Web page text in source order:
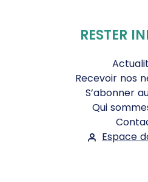
RESTER
Recevoir nos
S’abonner
Qui
Espace